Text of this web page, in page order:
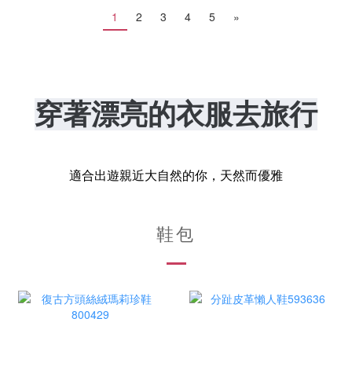
1 2 3 4 5 »
穿著漂亮的衣服去旅行
適合出遊親近大自然的你，天然而優雅
鞋包